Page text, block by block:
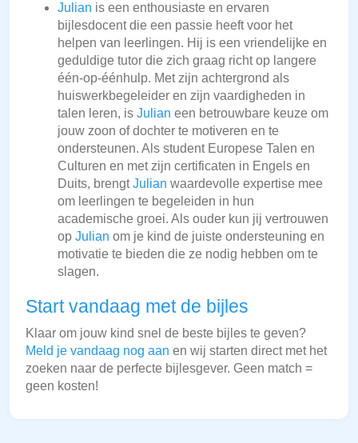
Julian is een enthousiaste en ervaren
bijlesdocent die een passie heeft voor het
helpen van leerlingen. Hij is een vriendelijke en
geduldige tutor die zich graag richt op langere
één-op-éénhulp. Met zijn achtergrond als
huiswerkbegeleider en zijn vaardigheden in
talen leren, is Julian een betrouwbare keuze om
jouw zoon of dochter te motiveren en te
ondersteunen. Als student Europese Talen en
Culturen en met zijn certificaten in Engels en
Duits, brengtJulian waardevolle expertise mee
om leerlingen te begeleiden in hun
academische groei. Als ouder kun jij vertrouwen
op Julian om je kind de juiste ondersteuning en
motivatie te bieden die ze nodig hebben om te
slagen.
Start vandaag met de bijles
Klaar om jouw kind snel de beste bijles te geven?
Meld je vandaag nog aan en wij starten direct met het
zoeken naar de perfecte bijlesgever. Geen match =
geen kosten!